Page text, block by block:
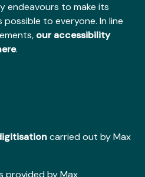
endeavours to make its
to everyone. In line
our accessibility
.
carried out by Max
provided by Max